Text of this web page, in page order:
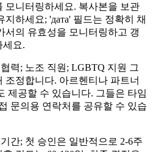
모니터링하세요. 복사본을 보관
하세요; 'дата' 필드는 정확히 채
서의 유효성을 모니터링하고 갱
세요.
력; 노조 직원; LGBTQ 지원 그
조정합니다. 아르헨티나 파트너
제공할 수 있습니다. 그들은 타임
문의용 연락처를 공유할 수 있습
간; 첫 승인은 일반적으로 2-6주